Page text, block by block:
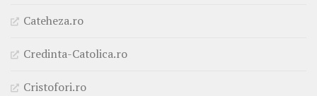
Cateheza.ro
Credinta-Catolica.ro
Cristofori.ro